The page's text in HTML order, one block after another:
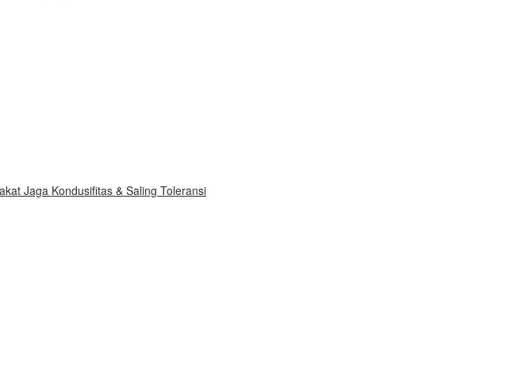
Jaga Kondusifitas & Saling Toleransi